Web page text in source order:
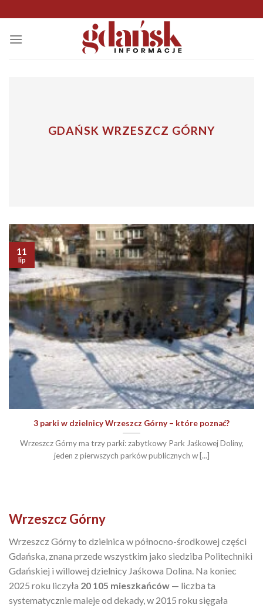
to
content
GDAŃSK WRZESZCZ GÓRNY
3 parki w dzielnicy Wrzeszcz Górny – które poznać?
Wrzeszcz Górny ma trzy parki: zabytkowy Park Jaśkowej Doliny,
jeden z pierwszych parków publicznych w [...]
11
lip
Wrzeszcz Górny
Wrzeszcz Górny to dzielnica w północno-środkowej części
Gdańska, znana przede wszystkim jako siedziba Politechniki
Gdańskiej i willowej dzielnicy Jaśkowa Dolina. Na koniec
2025 roku liczyła 20 105 mieszkańców — liczba ta
systematycznie maleje od dekady, w 2015 roku sięgała